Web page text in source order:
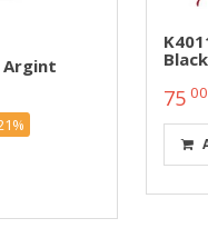
Argint
75 00